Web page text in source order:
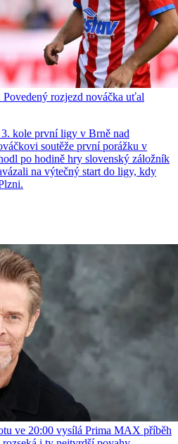
rozjezd nováčka uťal
kole první ligy v Brně nad
soutěže první porážku v
po hodině hry slovenský záložník
na výtečný start do ligy, kdy
ve 20:00 vysílá Prima MAX příběh